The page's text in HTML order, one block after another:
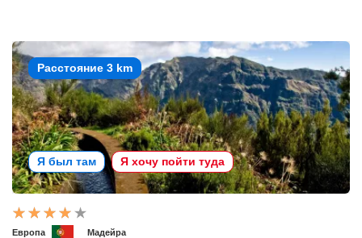
Расстояние 3 km
Я был там Я хочу пойти туда
Европа Мадейра